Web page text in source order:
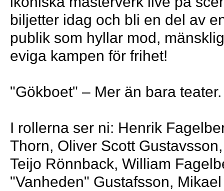
biljetter idag och bli en del av
publik som hyllar mod,
eviga kampen för frihet!
"Gökboet" – Mer än bara
I rollerna ser ni: Henrik
Thorn, Oliver Scott
Teijo Rönnback, William
"Vanheden" Gustafsson,